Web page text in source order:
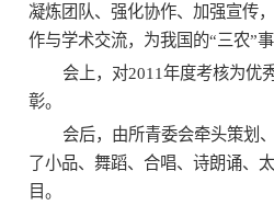
凝炼团队、强化协作、加强宣传
作与学术交流，为我国的“三农”
会上，对2011年度考核为优
彰。
会后，由所青委会牵头策划
了小品、舞蹈、合唱、诗朗诵、
目。